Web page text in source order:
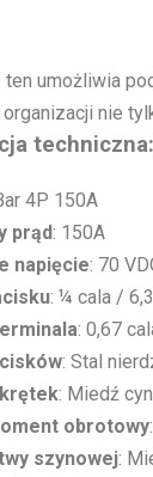
umożliwia
nie
techniczna:
4P 150A
prąd: 150A
napięcie: 70
: ¼ cala /
: 0,67
: Stal
: Miedź
obrotowy
szynowej: